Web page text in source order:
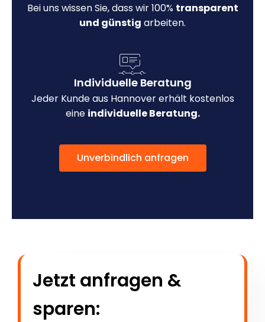
Bei uns wissen Sie, dass wir 100% transparent
und günstig arbeiten.
Individuelle Beratung
Jeder Kunde aus Hannover erhält kostenlos
eine individuelle Beratung.
Unverbindlich anfragen
Jetzt anfragen &
sparen: